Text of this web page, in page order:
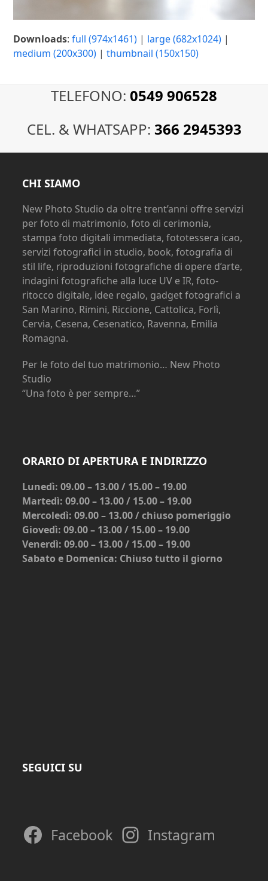
Downloads:full (974x1461) | large (682x1024) |
medium (200x300) |thumbnail (150x150)
TELEFONO: 0549 906528
CEL. & WHATSAPP: 366 2945393
CHI SIAMO
New Photo Studio da oltre trent’anni offre servizi
per foto di matrimonio, foto di cerimonia,
stampa foto digitali immediata, fototessera icao,
servizi fotografici in studio, book, fotografia di
stil life, riproduzioni fotografiche di opere d’arte,
indagini fotografiche alla luce UV e IR, foto-
ritocco digitale, idee regalo, gadget fotografici a
San Marino, Rimini, Riccione, Cattolica, Forlì,
Cervia, Cesena, Cesenatico, Ravenna, Emilia
Romagna.
Per le foto del tuo matrimonio… New Photo
Studio
“Una foto è per sempre…”
ORARIO DI APERTURA E INDIRIZZO
Lunedì: 09.00 – 13.00 / 15.00 – 19.00
Martedì: 09.00 – 13.00 / 15.00 – 19.00
Mercoledì: 09.00 – 13.00 / chiuso pomeriggio
Giovedì: 09.00 – 13.00 / 15.00 – 19.00
Venerdì: 09.00 – 13.00 / 15.00 – 19.00
Sabato e Domenica: Chiuso tutto il giorno
SEGUICI SU
Facebook Instagram